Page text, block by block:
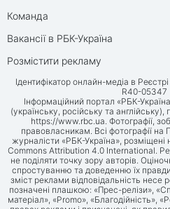
Команда
Вакансії в РБК-Україна
Розмістити рекламу
Ідентифікатор онлайн-медіа в
R40-05347
Інформаційний портал «РБК-
(українську, російську та
https://www.rbc.ua. Фотографії,
правовласникам. Всі фотографії на
журналісти «РБК-Україна», розміщені
Commons Attribution 4.0 International.
не поділяти точку зору авторів.
спростуванню та доведенню їх
зміст реклами відповідальність
позначені плашкою: «Прес-релізи»,
матеріал», «Promo», «Благодійність»,